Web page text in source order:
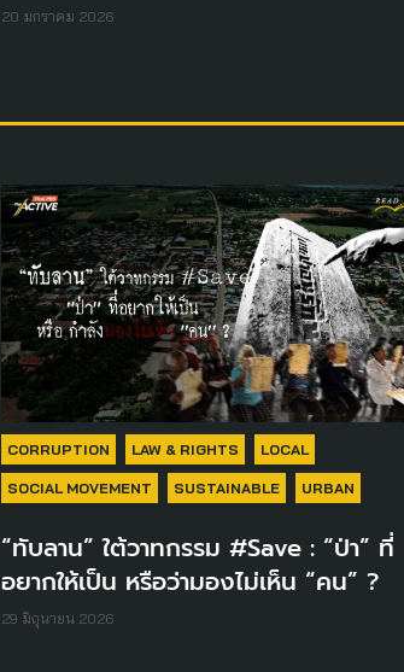
20 มกราคม 2026
CORRUPTION LAW & RIGHTS LOCAL
SOCIAL MOVEMENT SUSTAINABLE URBAN
“ทับลาน” ใต้วาทกรรม #Save : “ป่า” ที่
อยากให้เป็น หรือว่ามองไม่เห็น “คน” ?
29 มิถุนายน 2026